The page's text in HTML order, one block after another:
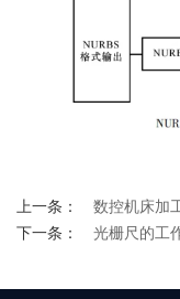
上一条：
数控机床加
下一条：
光栅尺的工